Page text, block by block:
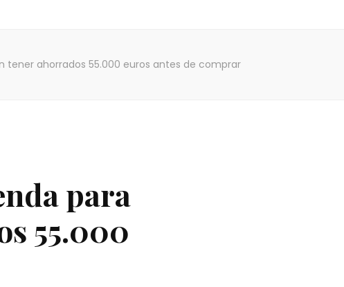
tener ahorrados 55.000 euros antes de comprar
para
55.000